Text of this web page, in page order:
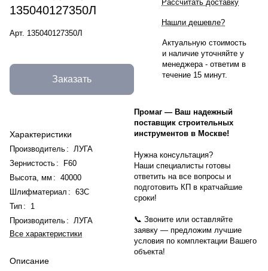
135040127350Л
Арт. 135040127350Л
Заказать
Характеристики
Производитель :
ЛУГА
Зернистость :
F60
Высота, мм : 40000
Шлифматериал : 63С
Тип :
1
Производитель :
ЛУГА
Все характеристики
Описание
Рассчитать доставку
Нашли дешевле?
Актуальную стоимость
и наличие уточняйте у
менеджера - ответим в
течение 15 минут.
Промаг — Ваш надежный
поставщик строительных
инструментов в Москве!
Нужна консультация?
Наши специалисты готовы
ответить на все вопросы и
подготовить КП в кратчайшие
сроки!
📞 Звоните или оставляйте
заявку — предложим лучшие
условия по комплектации Вашего
объекта!